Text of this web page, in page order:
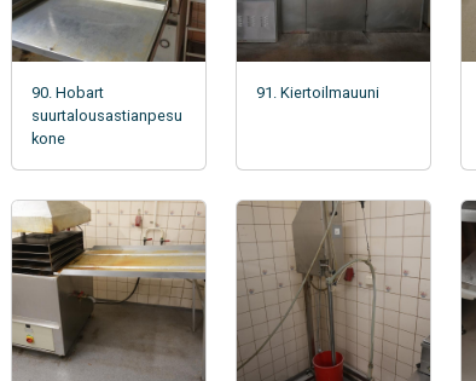
90. Hobart
suurtalousastianpesu
kone
91. Kiertoilmauuni